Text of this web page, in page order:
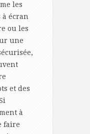
les
écran
ou les
une
et des
à
faire